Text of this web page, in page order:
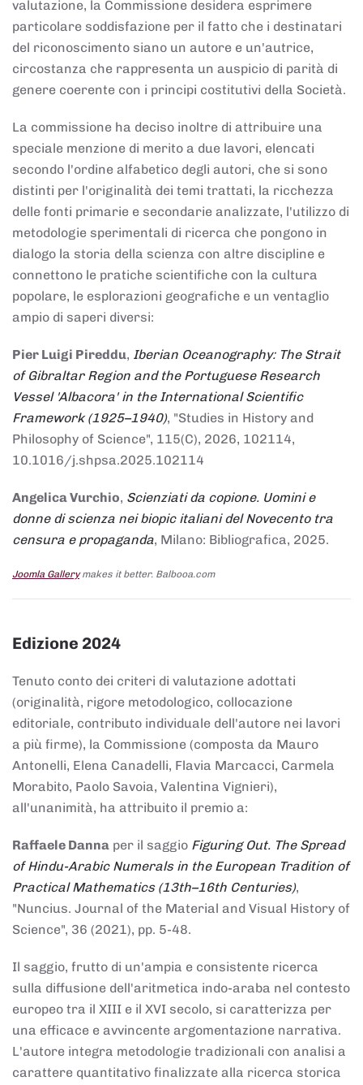
valutazione, la Commissione desidera esprimere
particolare soddisfazione per il fatto che i destinatari
del riconoscimento siano un autore e un'autrice,
circostanza che rappresenta un auspicio di parità di
genere coerente con i principi costitutivi della Società.
La commissione ha deciso inoltre di attribuire una
speciale menzione di merito a due lavori, elencati
secondo l'ordine alfabetico degli autori, che si sono
distinti per l'originalità dei temi trattati, la ricchezza
delle fonti primarie e secondarie analizzate, l'utilizzo di
metodologie sperimentali di ricerca che pongono in
dialogo la storia della scienza con altre discipline e
connettono le pratiche scientifiche con la cultura
popolare, le esplorazioni geografiche e un ventaglio
ampio di saperi diversi:
Pier Luigi Pireddu, Iberian Oceanography: The Strait
of Gibraltar Region and the Portuguese Research
Vessel 'Albacora' in the International Scientific
Framework (1925–1940), "Studies in History and
Philosophy of Science", 115(C), 2026, 102114,
10.1016/j.shpsa.2025.102114
Angelica Vurchio, Scienziati da copione. Uomini e
donne di scienza nei biopic italiani del Novecento tra
censura e propaganda, Milano: Bibliografica, 2025.
Joomla Gallerymakes it better. Balbooa.com
Edizione 2024
Tenuto conto dei criteri di valutazione adottati
(originalità, rigore metodologico, collocazione
editoriale, contributo individuale dell'autore nei lavori
a più firme), la Commissione (composta da Mauro
Antonelli, Elena Canadelli, Flavia Marcacci, Carmela
Morabito, Paolo Savoia, Valentina Vignieri),
all'unanimità, ha attribuito il premio a:
Raffaele Danna per il saggio Figuring Out. The Spread
of Hindu-Arabic Numerals in the European Tradition of
Practical Mathematics (13th–16th Centuries),
"Nuncius. Journal of the Material and Visual History of
Science", 36 (2021), pp. 5-48.
Il saggio, frutto di un'ampia e consistente ricerca
sulla diffusione dell'aritmetica indo-araba nel contesto
europeo tra il XIII e il XVI secolo, si caratterizza per
una efficace e avvincente argomentazione narrativa.
L'autore integra metodologie tradizionali con analisi a
carattere quantitativo finalizzate alla ricerca storica